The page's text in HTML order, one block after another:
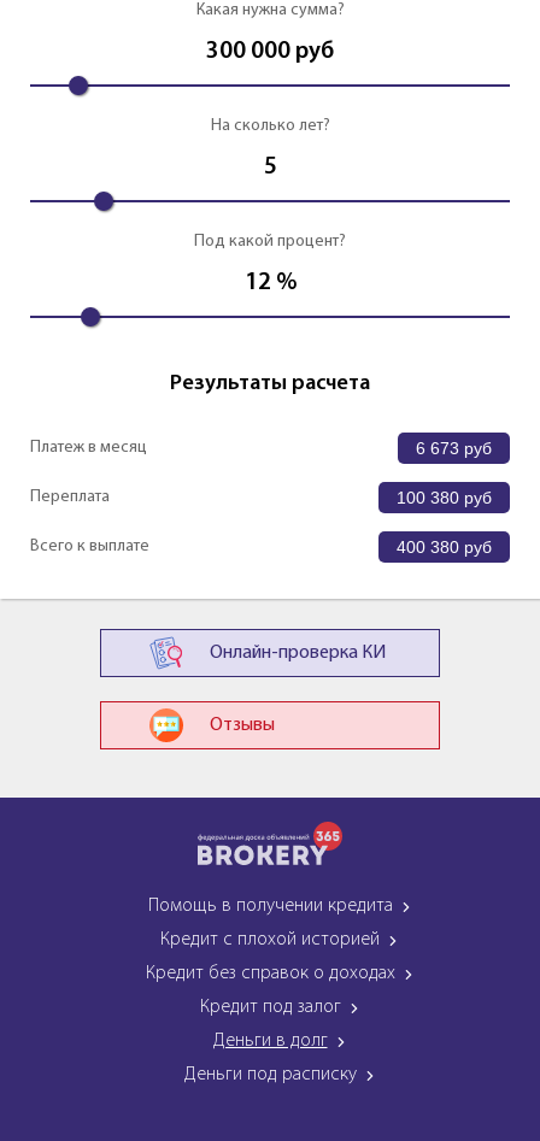
Какая нужна сумма?
300 000 руб
На сколько лет?
5
Под какой процент?
12 %
Результаты расчета
Платеж в месяц 6 673 руб
Переплата 100 380 руб
Всего к выплате 400 380 руб
Онлайн-проверка КИ
Отзывы
Помощь в получении кредита
Кредит с плохой историей
Кредит без справок о доходах
Кредит под залог
Деньги в долг
Деньги под расписку